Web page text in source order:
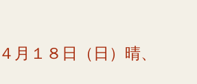
月１８日（日）晴、